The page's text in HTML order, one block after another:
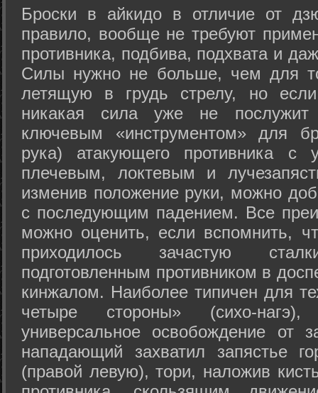
Броски в айкидо в отличие от
правило, вообще не требуют
противника, подбива, подхвата и
Силы нужно не больше, чем для
летящую в грудь стрелу, но
никакая сила уже не
ключевым «инструментом» для
рука) атакующего противника с
плечевым, локтевым и
изменив положение руки, можно
с последующим падением. Все
можно оценить, если вспомнить,
приходилось зачастую
подготовленным противником в
кинжалом. Наиболее типичен для
четыре стороны» (сихо-
универсальное освобождение от
нападающий захватил запястье
(правой левую), тори, наложив